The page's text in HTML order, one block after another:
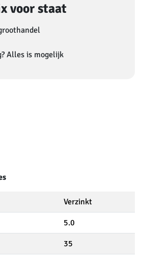
voor staat
Alles is mogelijk
Verzinkt
5.0
35